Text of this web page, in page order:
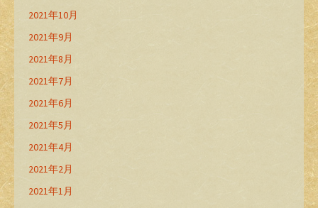
2021年10月
2021年9月
2021年8月
2021年7月
2021年6月
2021年5月
2021年4月
2021年2月
2021年1月